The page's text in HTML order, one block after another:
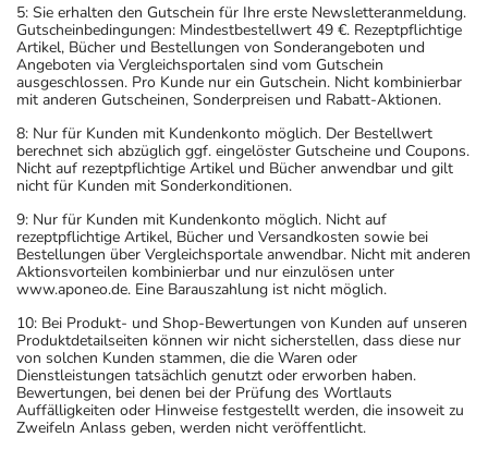
5: Sie erhalten den Gutschein für Ihre erste Newsletteranmeldung.
Gutscheinbedingungen: Mindestbestellwert 49 €. Rezeptpflichtige
Artikel, Bücher und Bestellungen von Sonderangeboten und
Angeboten via Vergleichsportalen sind vom Gutschein
ausgeschlossen. Pro Kunde nur ein Gutschein. Nicht kombinierbar
mit anderen Gutscheinen, Sonderpreisen und Rabatt-Aktionen.
8: Nur für Kunden mit Kundenkonto möglich. Der Bestellwert
berechnet sich abzüglich ggf. eingelöster Gutscheine und Coupons.
Nicht auf rezeptpflichtige Artikel und Bücher anwendbar und gilt
nicht für Kunden mit Sonderkonditionen.
9: Nur für Kunden mit Kundenkonto möglich. Nicht auf
rezeptpflichtige Artikel, Bücher und Versandkosten sowie bei
Bestellungen über Vergleichsportale anwendbar. Nicht mit anderen
Aktionsvorteilen kombinierbar und nur einzulösen unter
www.aponeo.de. Eine Barauszahlung ist nicht möglich.
10: Bei Produkt- und Shop-Bewertungen von Kunden auf unseren
Produktdetailseiten können wir nicht sicherstellen, dass diese nur
von solchen Kunden stammen, die die Waren oder
Dienstleistungen tatsächlich genutzt oder erworben haben.
Bewertungen, bei denen bei der Prüfung des Wortlauts
Auffälligkeiten oder Hinweise festgestellt werden, die insoweit zu
Zweifeln Anlass geben, werden nicht veröffentlicht.